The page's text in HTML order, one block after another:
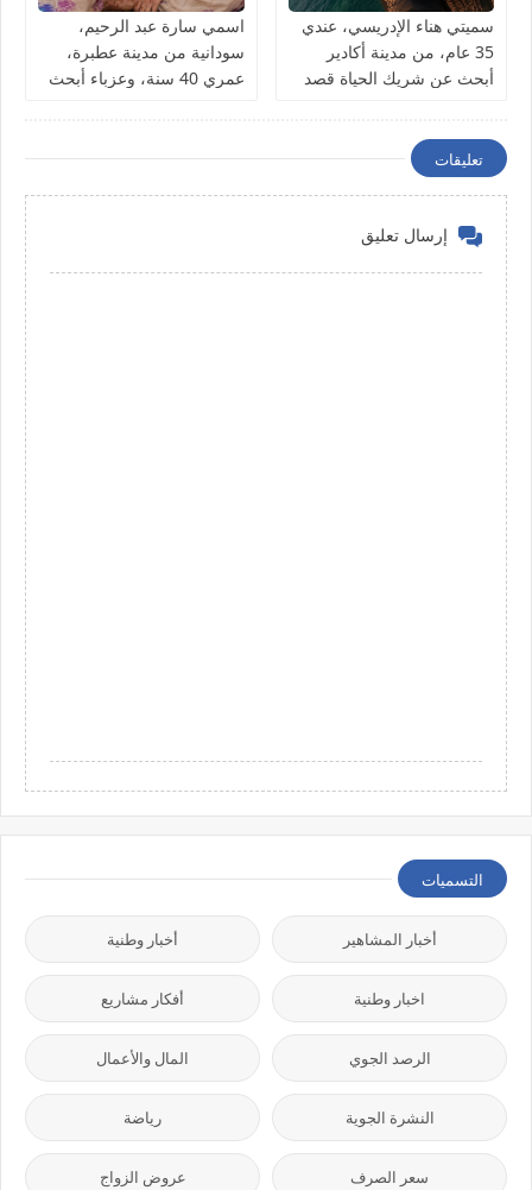
سميتي هناء الإدريسي، عندي
35 عام، من مدينة أكادير
أبحث عن شريك الحياة قصد
اسمي سارة عبد الرحيم،
سودانية من مدينة عطبرة،
عمري 40 سنة، وعزباء أبحث
تعليقات
إرسال تعليق
التسميات
أخبار المشاهير أخبار وطنية
اخبار وطنية أفكار مشاريع
الرصد الجوي المال والأعمال
النشرة الجوية رياضة
سعر الصرف عروض الزواج